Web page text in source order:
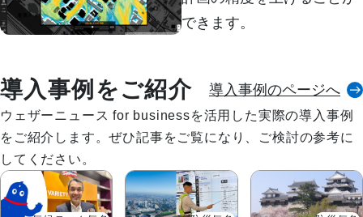
できます。
導入事例をご紹介 導入事例のページへ
ウェザーニュース for businessを活用した実際の導入事例
をご紹介します。ぜひ記事をご覧になり、ご検討の参考に
してください。